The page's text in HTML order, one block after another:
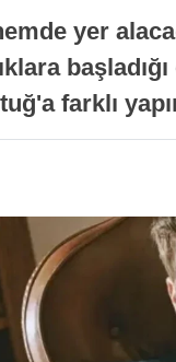
yer
farklı